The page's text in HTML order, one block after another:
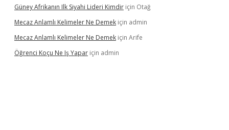
Güney Afrikanın Ilk Siyahi Lideri Kimdir için Otağ
Mecaz Anlamlı Kelimeler Ne Demek için admin
Mecaz Anlamlı Kelimeler Ne Demek için Arife
Öğrenci Koçu Ne Iş Yapar için admin